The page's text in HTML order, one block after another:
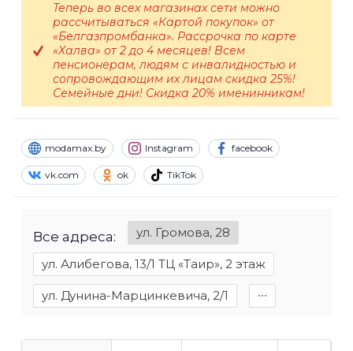
Теперь во всех магазинах сети можно
рассчитываться «Картой покупок» от
«Белгазпромбанка». Рассрочка по карте
«Халва» от 2 до 4 месяцев! Всем
пенсионерам, людям с инвалидностью и
сопровождающим их лицам скидка 25%!
Семейные дни! Скидка 20% именинникам!
modamax.by Instagram facebook
vk.com ok TikTok
Все адреса: ул. Громова, 28
ул. Алибегова, 13/1 ТЦ «Таир», 2 этаж
ул. Дунина-Марцинкевича, 2/1 ∙∙∙